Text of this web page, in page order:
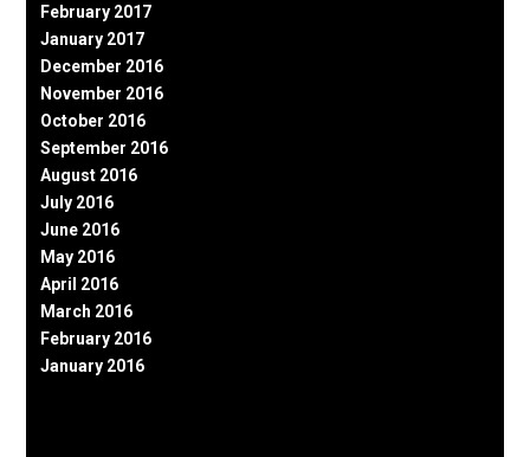
February 2017
January 2017
December 2016
November 2016
October 2016
September 2016
August 2016
July 2016
June 2016
May 2016
April 2016
March 2016
February 2016
January 2016